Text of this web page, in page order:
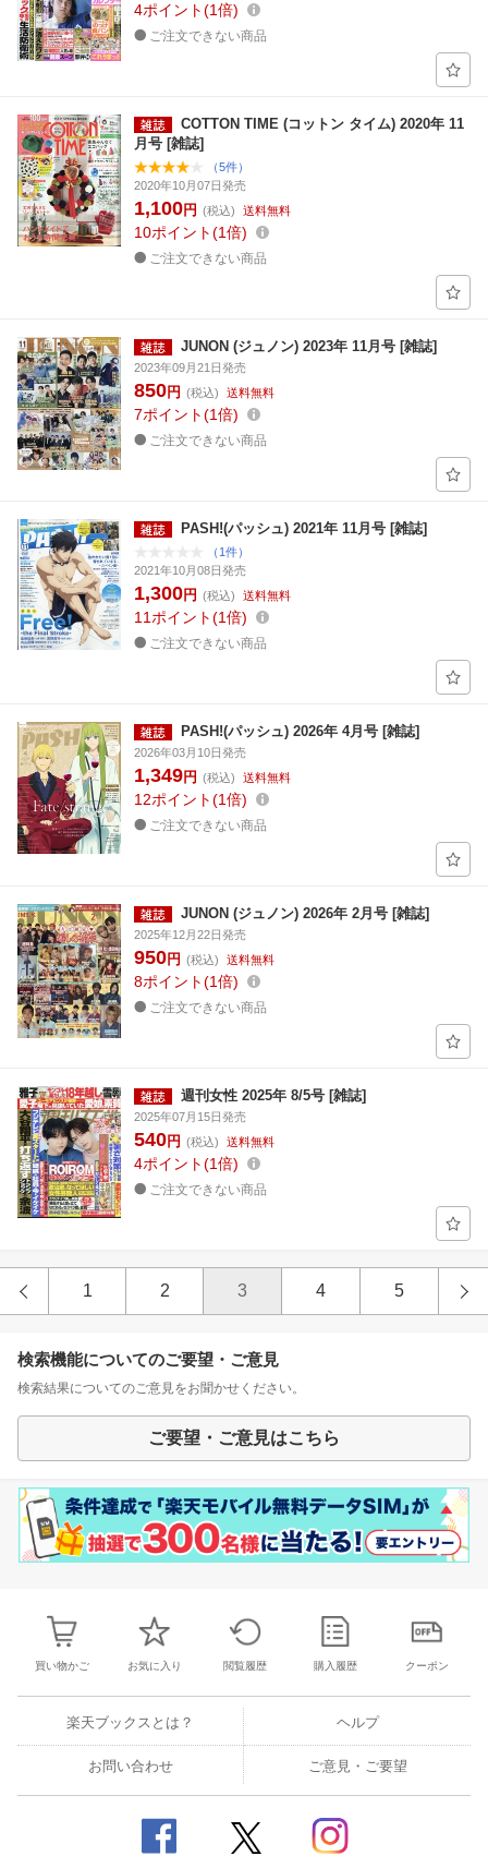
4ポイント 1倍
ご注文できない商品
COTTON TIME (コットン タイム) 2020年 11
月号 [雑誌]
（5件）
2020年10月07日発売
1,100円 (税込) 送料無料
10ポイント 1倍
ご注文できない商品
JUNON (ジュノン) 2023年 11月号 [雑誌]
2023年09月21日発売
850円 (税込) 送料無料
7ポイント 1倍
ご注文できない商品
PASH!(パッシュ) 2021年 11月号 [雑誌]
（1件）
2021年10月08日発売
1,300円 (税込) 送料無料
11 ポイント 1倍
ご注文できない商品
PASH!(パッシュ) 2026年 4月号 [雑誌]
2026年03月10日発売
1,349円 (税込) 送料無料
12ポイント 1倍
ご注文できない商品
JUNON (ジュノン) 2026年 2月号 [雑誌]
2025年12月22日発売
950円 (税込) 送料無料
8ポイント 1倍
ご注文できない商品
週刊女性 2025年 8/5号 [雑誌]
2025年07月15日発売
540円 (税込) 送料無料
4ポイント 1倍
ご注文できない商品
1 2 3 4 5
検索機能についてのご要望・ご意見
検索結果についてのご意見をお聞かせください。
ご要望・ご意見はこちら
買い物かご お気に入り 閲覧履歴 購入履歴 クーポン
楽天ブックスとは？ ヘルプ
お問い合わせ ご意見・ご要望